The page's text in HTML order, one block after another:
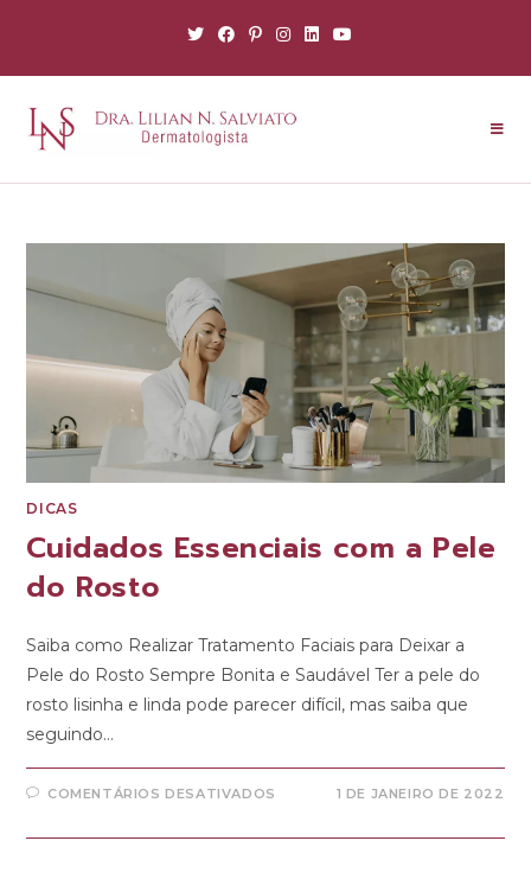
DICAS
Cuidados Essenciais com a Pele
do Rosto
Saiba como Realizar Tratamento Faciais para Deixar a
Pele do Rosto Sempre Bonita e Saudável Ter a pele do
rosto lisinha e linda pode parecer difícil, mas saiba que
seguindo…
COMENTÁRIOS DESATIVADOS 1 DE JANEIRO DE 2022